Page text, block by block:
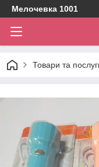
Мелочевка 1001
Товари та